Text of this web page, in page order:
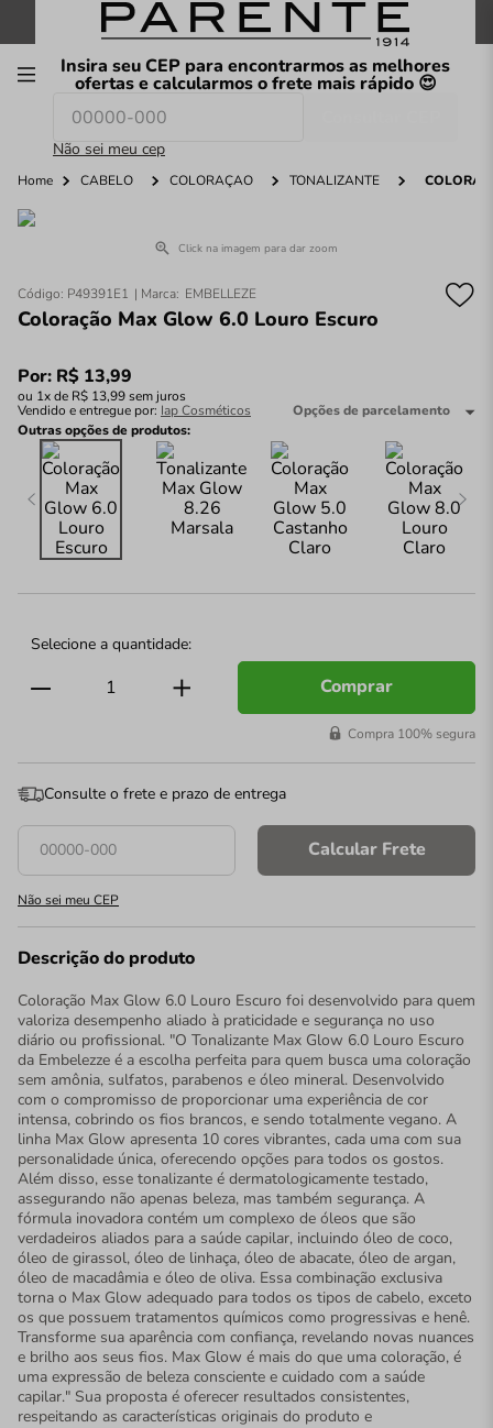
FRETE GRÁTIS nas compras a partir de R$199
Insira seu CEP para encontrarmos as melhores
ofertas e calcularmos o frete mais rápido 😍
Não sei meu cep
O que você procura hoje?
Home CABELO COLORAÇÃO TONALIZANTE
Click na imagem para dar zoom
Código: P49391E1 EMBELLEZE
Coloração Max Glow 6.0 Louro Escuro
Por: R$ 13,99
ou 1x de R$ 13,99sem juros
Vendido e entregue por: Iap Cosméticos
Opções de parcelamento
Outras opções de produtos:
Comprar
Compra 100% segura
Consulte o frete e prazo de entrega
Calcular Frete
Não sei meu CEP
Descrição do produto
Coloração Max Glow 6.0 Louro Escuro foi desenvolvido para quem
valoriza desempenho aliado à praticidade e segurança no uso
diário ou profissional. "O Tonalizante Max Glow 6.0 Louro Escuro
da Embelezze é a escolha perfeita para quem busca uma coloração
sem amônia, sulfatos, parabenos e óleo mineral. Desenvolvido
com o compromisso de proporcionar uma experiência de cor
intensa, cobrindo os fios brancos, e sendo totalmente vegano. A
linha Max Glow apresenta 10 cores vibrantes, cada uma com sua
personalidade única, oferecendo opções para todos os gostos.
Além disso, esse tonalizante é dermatologicamente testado,
assegurando não apenas beleza, mas também segurança. A
fórmula inovadora contém um complexo de óleos que são
verdadeiros aliados para a saúde capilar, incluindo óleo de coco,
óleo de girassol, óleo de linhaça, óleo de abacate, óleo de argan,
óleo de macadâmia e óleo de oliva. Essa combinação exclusiva
torna o Max Glow adequado para todos os tipos de cabelo, exceto
os que possuem tratamentos químicos como progressivas e henê.
Transforme sua aparência com confiança, revelando novas nuances
e brilho aos seus fios. Max Glow é mais do que uma coloração, é
uma expressão de beleza consciente e cuidado com a saúde
capilar." Sua proposta é oferecer resultados consistentes,
respeitando as características originais do produto e